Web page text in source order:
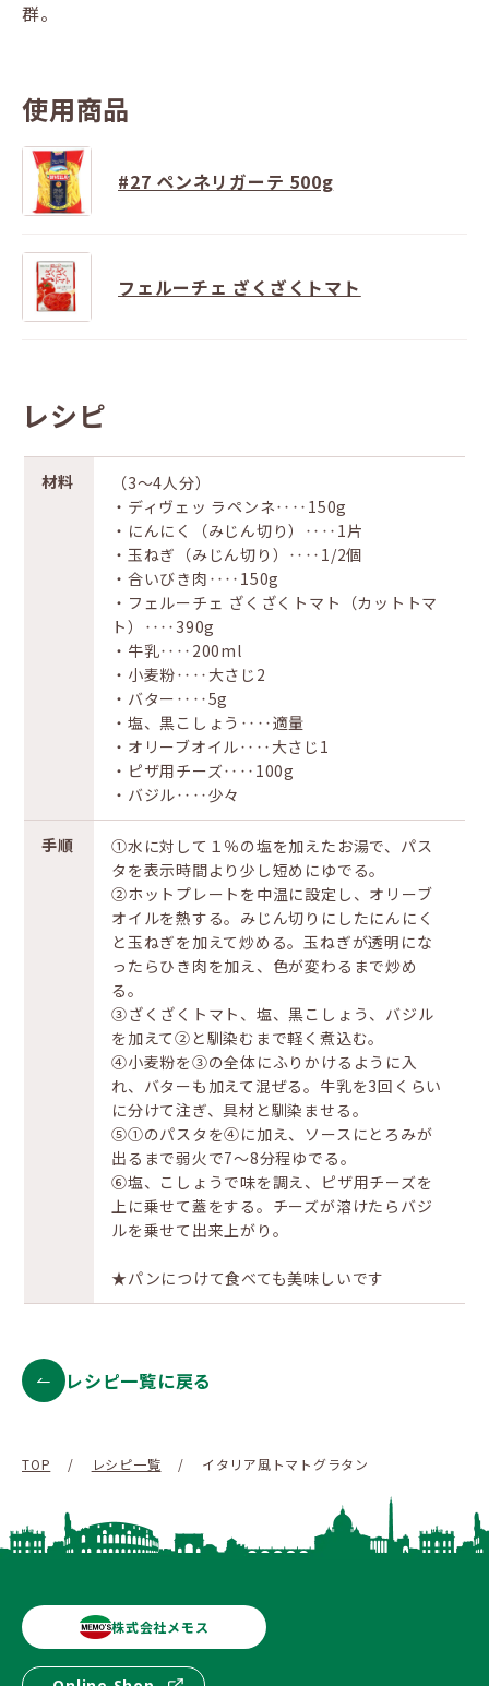
群。
使用商品
#27 ペンネリガーテ 500g
フェルーチェ ざくざくトマト
レシピ
材料
（3～4人分）
・ディヴェッ ラペンネ‥‥150g
・にんにく（みじん切り）‥‥1片
・玉ねぎ（みじん切り）‥‥1/2個
・合いびき肉‥‥150g
・フェルーチェ ざくざくトマト（カットトマ
ト）‥‥390g
・牛乳‥‥200ml
・小麦粉‥‥大さじ2
・バター‥‥5g
・塩、黒こしょう‥‥適量
・オリーブオイル‥‥大さじ1
・ピザ用チーズ‥‥100g
・バジル‥‥少々
手順
①水に対して１％の塩を加えたお湯で、パス
タを表示時間より少し短めにゆでる。
②ホットプレートを中温に設定し、オリーブ
オイルを熱する。みじん切りにしたにんにく
と玉ねぎを加えて炒める。玉ねぎが透明にな
ったらひき肉を加え、色が変わるまで炒め
る。
③ざくざくトマト、塩、黒こしょう、バジル
を加えて②と馴染むまで軽く煮込む。
④小麦粉を③の全体にふりかけるように入
れ、バターも加えて混ぜる。牛乳を3回くらい
に分けて注ぎ、具材と馴染ませる。
⑤①のパスタを④に加え、ソースにとろみが
出るまで弱火で7～8分程ゆでる。
⑥塩、こしょうで味を調え、ピザ用チーズを
上に乗せて蓋をする。チーズが溶けたらバジ
ルを乗せて出来上がり。
★パンにつけて食べても美味しいです
レシピ一覧に戻る
TOP / レシピ一覧 / イタリア風トマトグラタン
株式会社メモス